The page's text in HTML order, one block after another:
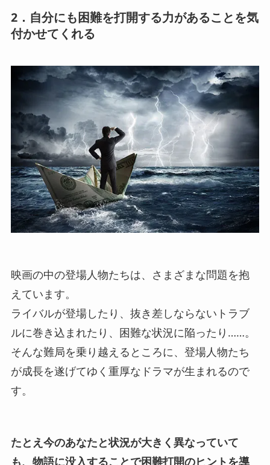
2．自分にも困難を打開する力があることを気
付かせてくれる
映画の中の登場人物たちは、さまざまな問題を抱
えています。
ライバルが登場したり、抜き差しならないトラブ
ルに巻き込まれたり、困難な状況に陥ったり……。
そんな難局を乗り越えるところに、登場人物たち
が成長を遂げてゆく重厚なドラマが生まれるので
す。
たとえ今のあなたと状況が大きく異なっていて
も、物語に没入することで困難打開のヒントを導